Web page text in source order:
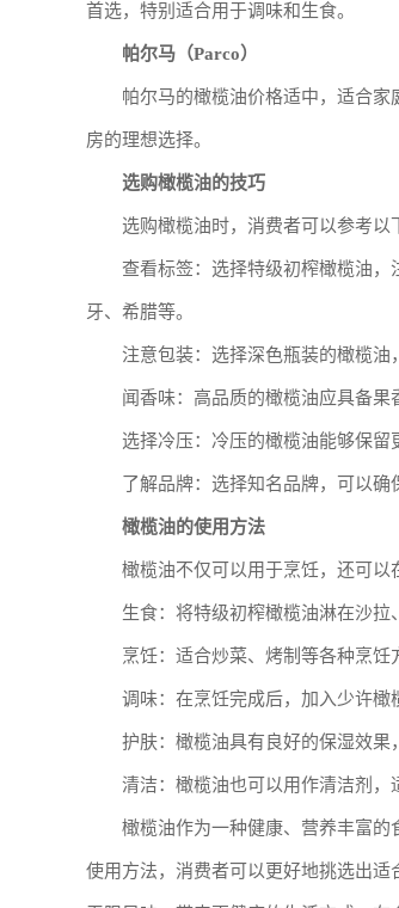
首选，特别适合用于调味和生食。
帕尔马（Parco）
帕尔马的橄榄油价格适中，适合
房的理想选择。
选购橄榄油的技巧
选购橄榄油时，消费者可以参考以
查看标签：选择特级初榨橄榄油
牙、希腊等。
注意包装：选择深色瓶装的橄榄油
闻香味：高品质的橄榄油应具备果
选择冷压：冷压的橄榄油能够保留
了解品牌：选择知名品牌，可以
橄榄油的使用方法
橄榄油不仅可以用于烹饪，还可以
生食：将特级初榨橄榄油淋在沙拉
烹饪：适合炒菜、烤制等各种烹饪
调味：在烹饪完成后，加入少许橄
护肤：橄榄油具有良好的保湿效果
清洁：橄榄油也可以用作清洁剂，
橄榄油作为一种健康、营养丰富
使用方法，消费者可以更好地挑选出